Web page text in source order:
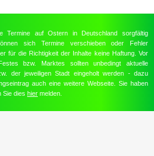
Termine auf Ostern in Deutschland sorgfältig
sich Termine verschieben oder Fehler
für die Richtigkeit der Inhalte keine Haftung. Vor
bzw. Marktes sollten unbedingt aktuelle
der jeweiligen Stadt eingeholt werden - dazu
auch eine weitere Webseite. Sie haben
Sie dies hier melden.